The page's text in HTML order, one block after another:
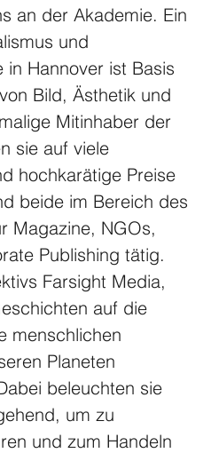
an der Akademie. Ein
und
Hannover ist Basis
Bild, Ästhetik und
Mitinhaber der
sie auf viele
hochkarätige Preise
beide im Bereich des
Magazine, NGOs,
Publishing tätig.
Farsight Media,
auf die
menschlichen
Planeten
beleuchten sie
um zu
und zum Handeln